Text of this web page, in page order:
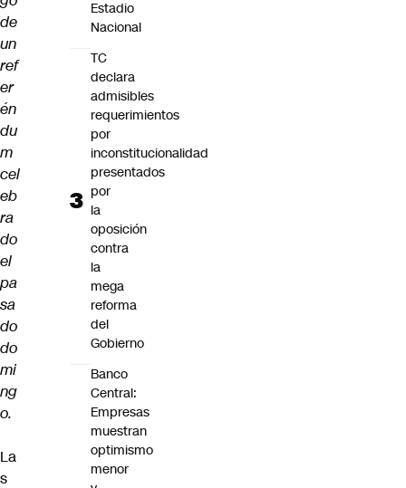
de
un
ref
er
én
du
m
cel
eb
ra
do
el
pa
sa
do
do
mi
ng
o.
La
s
Estadio
Nacional
TC
declara
admisibles
requerimientos
por
inconstitucionalidad
presentados
por
la
oposición
contra
la
mega
reforma
del
Gobierno
Banco
Central:
Empresas
muestran
optimismo
menor